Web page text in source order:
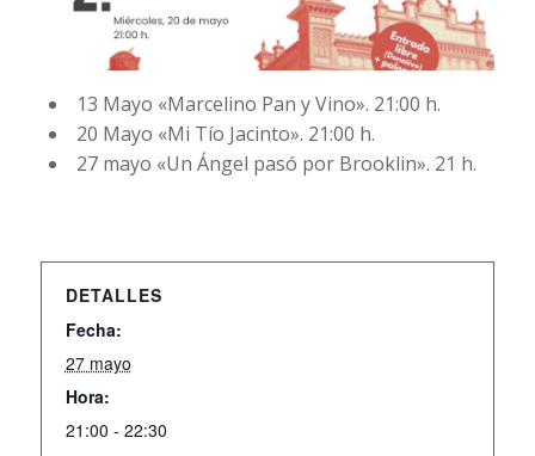
13 Mayo «Marcelino Pan y Vino». 21:00 h.
20 Mayo «Mi Tío Jacinto». 21:00 h.
27 mayo «Un Ángel pasó por Brooklin». 21 h.
DETALLES
Fecha:
27 mayo
Hora:
21:00 - 22:30